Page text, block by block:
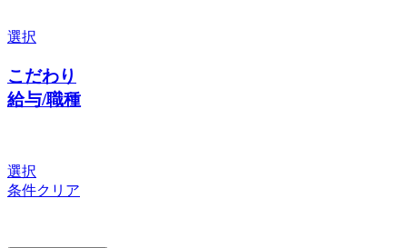
選択
こだわり
給与/職種
選択
条件クリア